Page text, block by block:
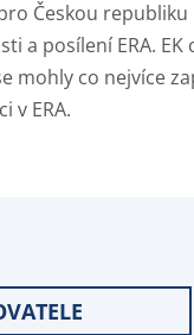
Českou
a posílení ERA.
mohly co nejvíce
v ERA.